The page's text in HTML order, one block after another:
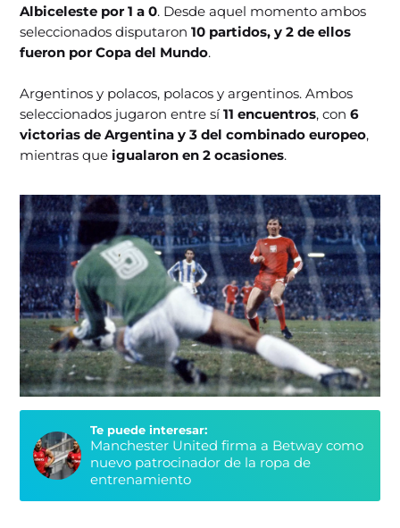
Albiceleste por 1 a 0. Desde aquel momento ambos
seleccionados disputaron 10 partidos, y 2 de ellos
fueron por Copa del Mundo.
Argentinos y polacos, polacos y argentinos. Ambos
seleccionados jugaron entre sí11 encuentros, con6
victorias de Argentina y 3 del combinado europeo,
mientras que igualaron en 2 ocasiones.
Te puede interesar:
Manchester United firma a Betway como
nuevo patrocinador de la ropa de
entrenamiento